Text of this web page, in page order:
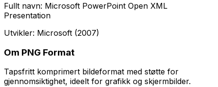
Fullt navn: Microsoft PowerPoint Open XML
Presentation
Utvikler: Microsoft (2007)
Om PNG Format
Tapsfritt komprimert bildeformat med støtte for
gjennomsiktighet, ideelt for grafikk og skjermbilder.